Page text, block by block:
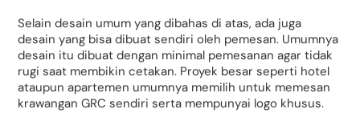
Selain desain umum yang dibahas di atas, ada juga
desain yang bisa dibuat sendiri oleh pemesan. Umumnya
desain itu dibuat dengan minimal pemesanan agar tidak
rugi saat membikin cetakan. Proyek besar seperti hotel
ataupun apartemen umumnya memilih untuk memesan
krawangan GRC sendiri serta mempunyai logo khusus.